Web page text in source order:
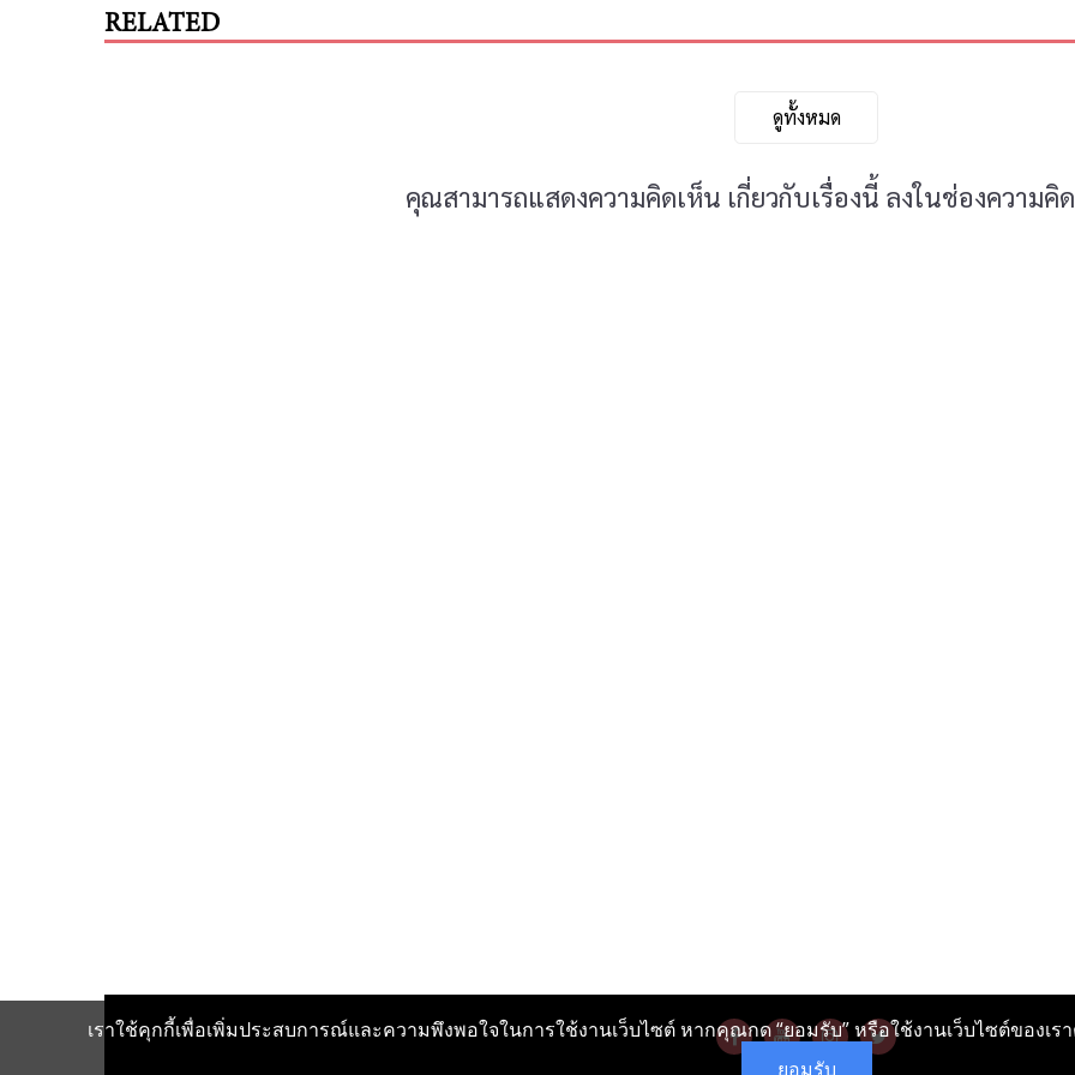
RELATED
ดูทั้งหมด
คุณสามารถแสดงความคิดเห็น เกี่ยวกับเรื่องนี้ ลงในช่องความคิ
เราใช้คุกกี้เพื่อเพิ่มประสบการณ์และความพึงพอใจในการใช้งานเว็บไซต์ หากคุณกด “ยอมรับ” หรือใช้งานเว็บไซต์ของ
ยอมรับ